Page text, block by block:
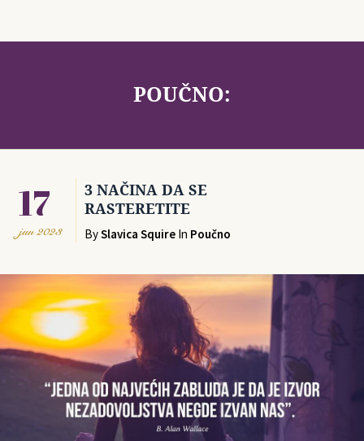
POUČNO:
17
jun2023
3 NAČINA DA SE
RASTERETITE
BySlavica Squire In Poučno